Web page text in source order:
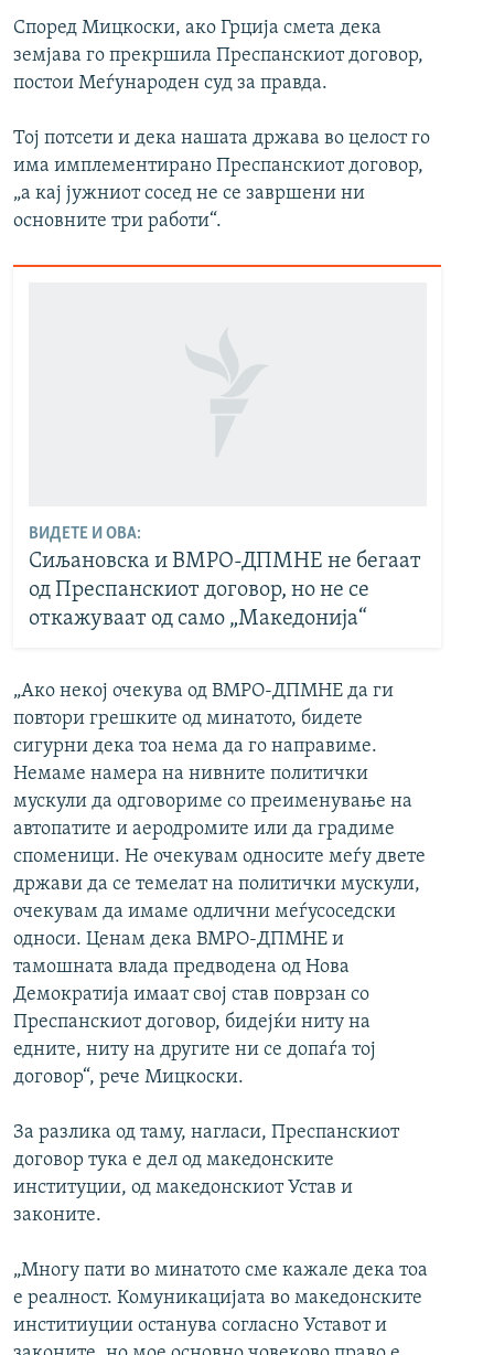
Според Мицкоски, ако Грција смета дека
земјава го прекршила Преспанскиот договор,
постои Меѓународен суд за правда.
Тој потсети и дека нашата држава во целост го
има имплементирано Преспанскиот договор,
„а кај јужниот сосед не се завршени ни
основните три работи“.
ВИДЕТЕ И ОВА:
Сиљановска и ВМРО-ДПМНЕ не бегаат
од Преспанскиот договор, но не се
откажуваат од само „Македонија“
„Ако некој очекува од ВМРО-ДПМНЕ да ги
повтори грешките од минатото, бидете
сигурни дека тоа нема да го направиме.
Немаме намера на нивните политички
мускули да одговориме со преименување на
автопатите и аеродромите или да градиме
споменици. Не очекувам односите меѓу двете
држави да се темелат на политички мускули,
очекувам да имаме одлични меѓусоседски
односи. Ценам дека ВМРО-ДПМНЕ и
тамошната влада предводена од Нова
Демократија имаат свој став поврзан со
Преспанскиот договор, бидејќи ниту на
едните, ниту на другите ни се допаѓа тој
договор“, рече Мицкоски.
За разлика од таму, нагласи, Преспанскиот
договор тука е дел од македонските
институции, од македонскиот Устав и
законите.
„Многу пати во минатото сме кажале дека тоа
е реалност. Комуникацијата во македонските
инститиуции останува согласно Уставот и